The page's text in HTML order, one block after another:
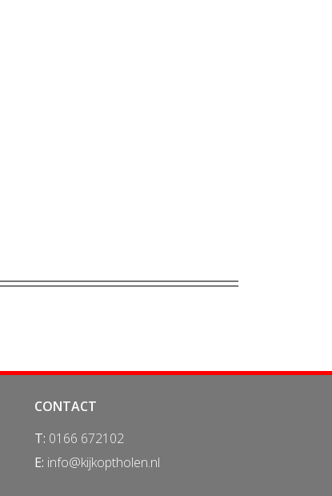
CONTACT
T: 0166 672102
E: info@kijkoptholen.nl